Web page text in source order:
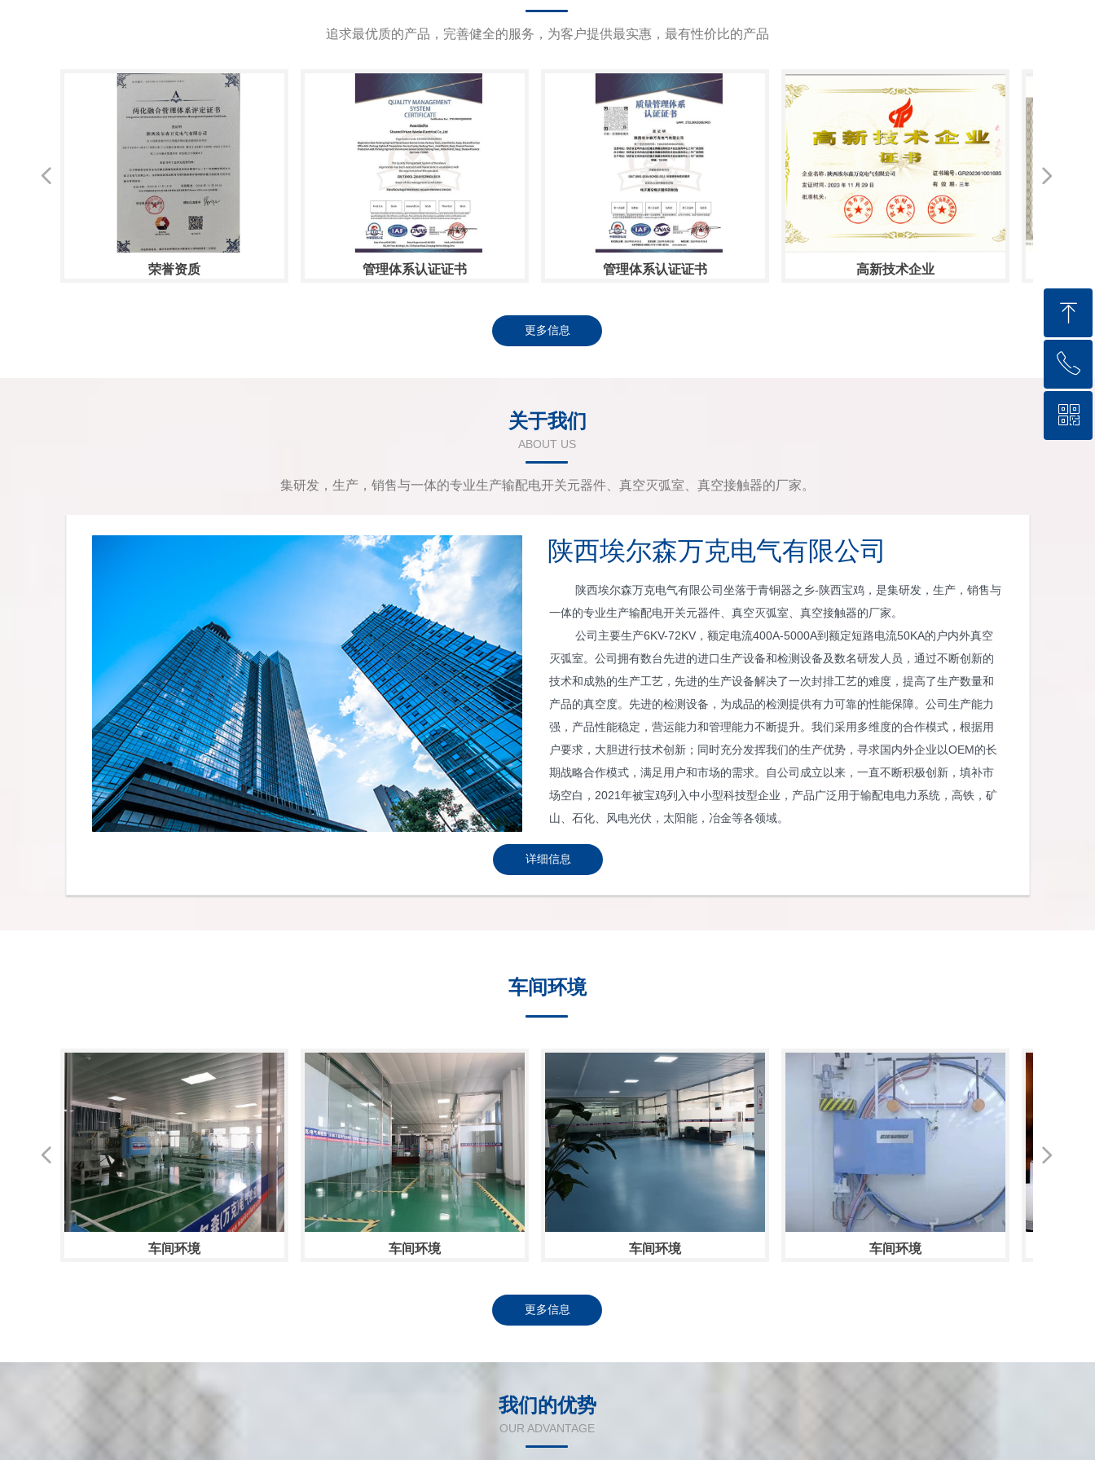
追求最优质的产品，完善健全的服务，为客户提供最实惠，最有性价比的产品
荣誉资质 管理体系认证证书 管理体系认证证书 高新技术企业
넳 넲
更多信息
关于我们
ABOUT US
集研发，生产，销售与一体的专业生产输配电开关元器件、真空灭弧室、真空接触器的厂家。
陕西埃尔森万克电气有限公司
陕西埃尔森万克电气有限公司坐落于青铜器之乡-陕西宝鸡，是集研发，生产，销售与
一体的专业生产输配电开关元器件、真空灭弧室、真空接触器的厂家。
公司主要生产6KV-72KV，额定电流400A-5000A到额定短路电流50KA的户内外真空
灭弧室。公司拥有数台先进的进口生产设备和检测设备及数名研发人员，通过不断创新的
技术和成熟的生产工艺，先进的生产设备解决了一次封排工艺的难度，提高了生产数量和
产品的真空度。先进的检测设备，为成品的检测提供有力可靠的性能保障。公司生产能力
强，产品性能稳定，营运能力和管理能力不断提升。我们采用多维度的合作模式，根据用
户要求，大胆进行技术创新；同时充分发挥我们的生产优势，寻求国内外企业以OEM的长
期战略合作模式，满足用户和市场的需求。自公司成立以来，一直不断积极创新，填补市
场空白，2021年被宝鸡列入中小型科技型企业，产品广泛用于输配电电力系统，高铁，矿
山、石化、风电光伏，太阳能，冶金等各领域。
详细信息
车间环境
车间环境 车间环境 车间环境 车间环境
넳 넲
更多信息
我们的优势
OUR ADVANTAGE
ꁸ
回到顶部
ꂅ
19557076856
ꀥ